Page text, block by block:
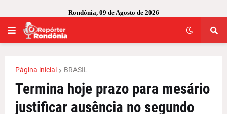
Rondônia, 09 de Agosto de 2026
Página inicial BRASIL
Termina hoje prazo para mesário
justificar ausência no segundo